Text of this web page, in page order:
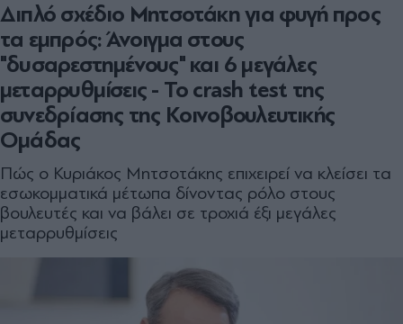
Διπλό σχέδιο Μητσοτάκη για φυγή προς
τα εμπρός: Άνοιγμα στους
"δυσαρεστημένους" και 6 μεγάλες
μεταρρυθμίσεις - Το crash test της
συνεδρίασης της Κοινοβουλευτικής
Ομάδας
Πώς ο Κυριάκος Μητσοτάκης επιχειρεί να κλείσει τα
εσωκομματικά μέτωπα δίνοντας ρόλο στους
βουλευτές και να βάλει σε τροχιά έξι μεγάλες
μεταρρυθμίσεις